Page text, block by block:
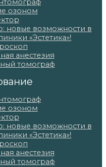
озоном
новые возможности в
«Эстетика»!
анестезия
томограф
озоном
новые возможности в
«Эстетика»!
анестезия
томограф